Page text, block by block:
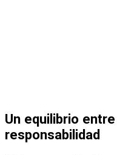
Un equilibrio
responsabilidad